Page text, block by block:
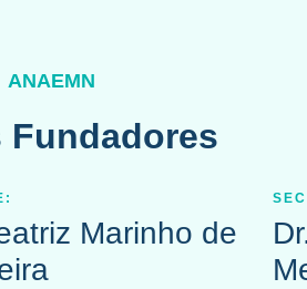
ANAEMN
Fundadores
Marinho de